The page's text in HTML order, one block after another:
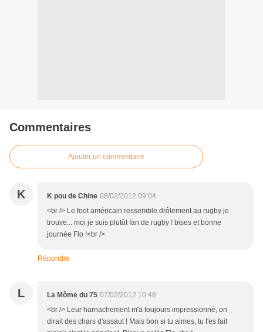
Commentaires
Ajouter un commentaire
K K pou de Chine 08/02/2012 09:04
<br /> Le foot américain ressemble drôlement au rugby je
trouve... moi je suis plutôt fan de rugby ! bises et bonne
journée Flo !<br />
Répondre
L La Môme du 75 07/02/2012 10:48
<br /> Leur harnachement m'a toujours impressionné, on
dirait des chars d'assaut ! Mais bon si tu aimes, tu t'es fait